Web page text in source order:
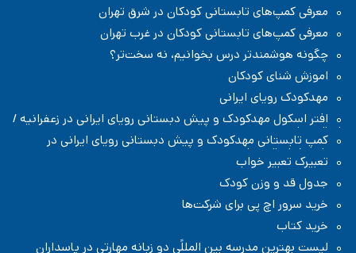
معرفی کمپ‌های تابستانی کودکان در شرق تهران
معرفی کمپ‌های تابستانی کودکان در غرب تهران
چگونه هوشمندتر درس بخوانیم، نه سخت‌تر؟
اموزش شنای کودکان
مهدکودک رویای ایرانی
افتر اسکول مهدکودک و پیش دبستانی رویای ایرانی در زعفرانیه /
شمال تهران
کمپ تابستانی مهدکودک و پیش دبستانی رویای ایرانی در
زعفرانیه / شمال تهران
تعبیرک تعبیر خواب
جدول قد و وزن کودک
خرید سرور اچ پی برای شرکت‌ها
خرید کتاب
لیست بهترین مدرسه بین المللًی دو زبانه مهارتی در پاسداران